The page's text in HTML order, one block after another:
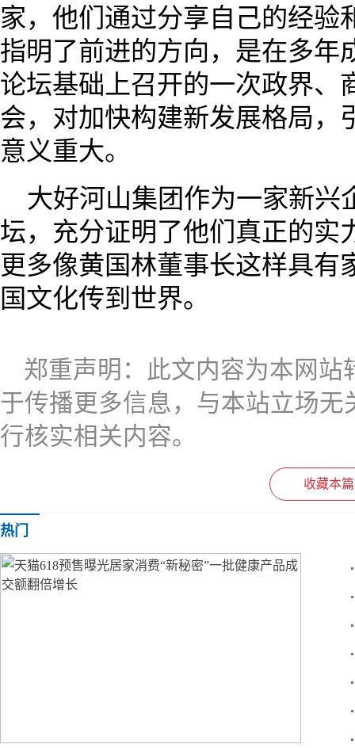
家，他们通过分享自己的经验
指明了前进的方向，是在多年
论坛基础上召开的一次政界、
会，对加快构建新发展格局，
意义重大。
大好河山集团作为一家新兴
坛，充分证明了他们真正的实
更多像黄国林董事长这样具有
国文化传到世界。
郑重声明：此文内容为本网
于传播更多信息，与本站立场
行核实相关内容。
收藏本
热门
文章